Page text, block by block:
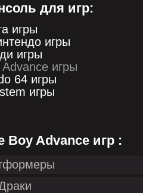
для игр:
игры
игры
игры
игры
64 игры
игры
Boy Advance игр :